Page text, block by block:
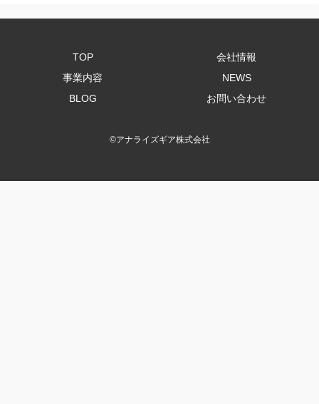
TOP
会社情報
事業内容
NEWS
BLOG
お問い合わせ
©アナライズギア株式会社